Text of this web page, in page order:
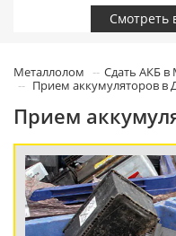
Смотреть
Металлолом
Сдать АКБ в
Прием аккумуляторов в
Прием